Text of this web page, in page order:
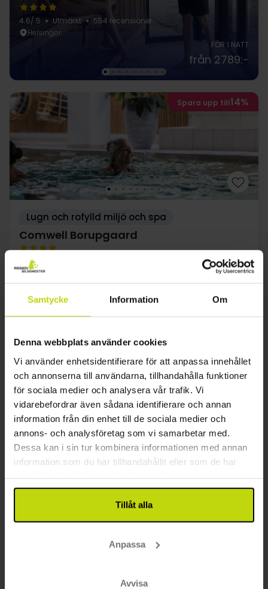
Samtycke Information Om
Denna webbplats använder cookies
Vi använder enhetsidentifierare för att anpassa innehållet
och annonserna till användarna, tillhandahålla funktioner
för sociala medier och analysera vår trafik. Vi
vidarebefordrar även sådana identifierare och annan
information från din enhet till de sociala medier och
annons- och analysföretag som vi samarbetar med.
Dessa kan i sin tur kombinera informationen med annan
information som du har tillhandahållit eller som de har
Tillåt alla
Anpassa
Avvisa
4.6/ 5 Utmärkt
554 recensioner
Helsingør
FÖR 1 NATT
från 2789:-
Spara upp till14%
Lugn och rofylld miljö och spa
Comwell Borupgaard
4.5/ 5
Helsingør
2x 2-rättersmeny/buffé
2x Gratis parkering vid hotellet
Se allt som ingår
FÅ KVAR
aug pp 2719:-
Totalt 5438:-
FÅ KVAR
sep pp2719:-
Totalt 5438:-
okt
1
Nordsjälland är bäst för familjer med
Nordsjälland kan du använda filtret ”Lägenhet” under Rum.